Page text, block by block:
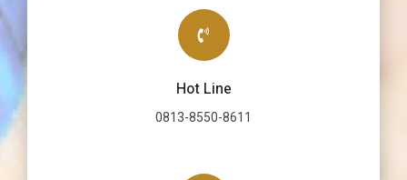
Hot Line
0813-8550-8611